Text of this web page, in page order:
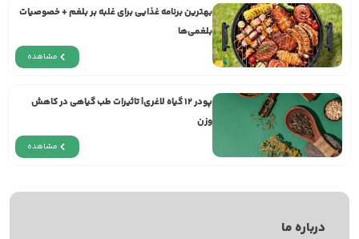
بهترین برنامه غذایی برای غلبه بر بلغم + خصوصیات
بلغمی‌ها
مشاهده
پودر ۱۲ گیاه لاغری| تاثیرات طب گیاهی در کاهش
وزن
مشاهده
درباره ما